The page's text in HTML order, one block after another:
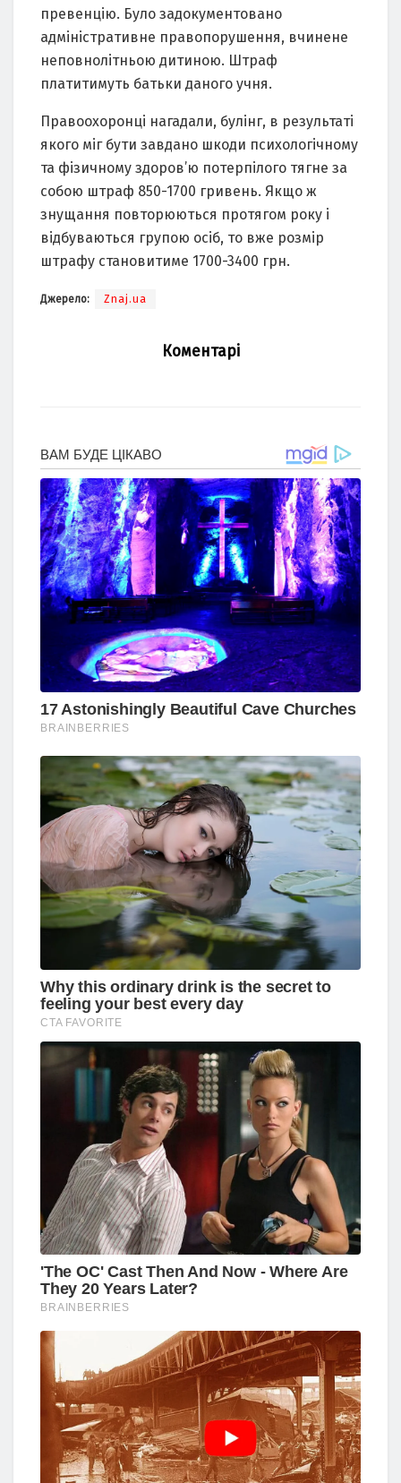
превенцію. Було задокументовано
адміністративне правопорушення, вчинене
неповнолітньою дитиною. Штраф
платитимуть батьки даного учня.
Правоохоронці нагадали, булінг, в результаті
якого міг бути завдано шкоди психологічному
та фізичному здоров’ю потерпілого тягне за
собою штраф 850-1700 гривень. Якщо ж
знущання повторюються протягом року і
відбуваються групою осіб, то вже розмір
штрафу становитиме 1700-3400 грн.
Джерело: Znaj.ua
Коментарі